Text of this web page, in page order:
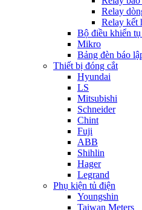
Relay
Relay kết
Bộ điều khiển
Mikro
Bảng đèn báo
Thiết bị đóng cắt
Hyundai
LS
Mitsubishi
Schneider
Chint
Fuji
ABB
Shihlin
Hager
Legrand
Phụ kiện tủ điện
Youngshin
Taiwan Meters